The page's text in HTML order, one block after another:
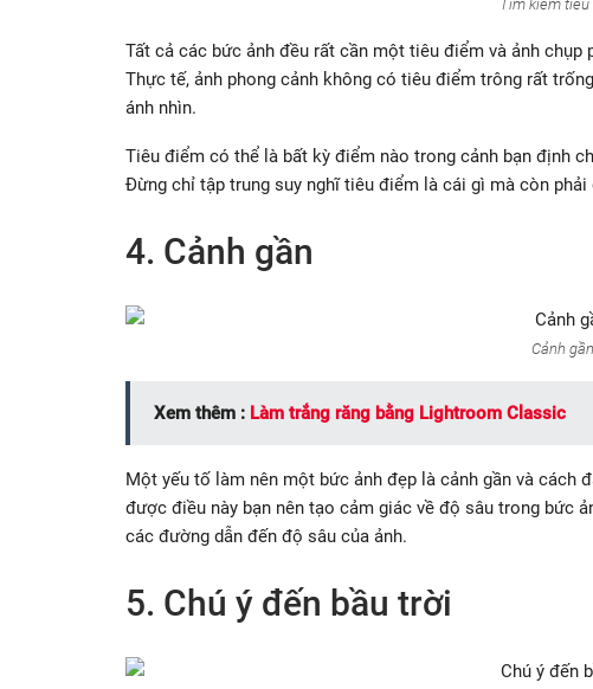
Tìm kiếm tiêu
Tất cả các bức ảnh đều rất cần một tiêu điểm và ảnh
Thực tế, ảnh phong cảnh không có tiêu điểm trông rất
ánh nhìn.
Tiêu điểm có thể là bất kỳ điểm nào trong cảnh bạn định
Đừng chỉ tập trung suy nghĩ tiêu điểm là cái gì mà còn
4. Cảnh gần
Cảnh gần
Xem thêm : Làm trắng răng bằng Lightroom Classic
Một yếu tố làm nên một bức ảnh đẹp là cảnh gần và cách
được điều này bạn nên tạo cảm giác về độ sâu trong bức
các đường dẫn đến độ sâu của ảnh.
5. Chú ý đến bầu trời